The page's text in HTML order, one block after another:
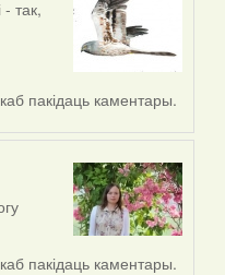
так,
каб пакідаць каментары.
каб пакідаць каментары.